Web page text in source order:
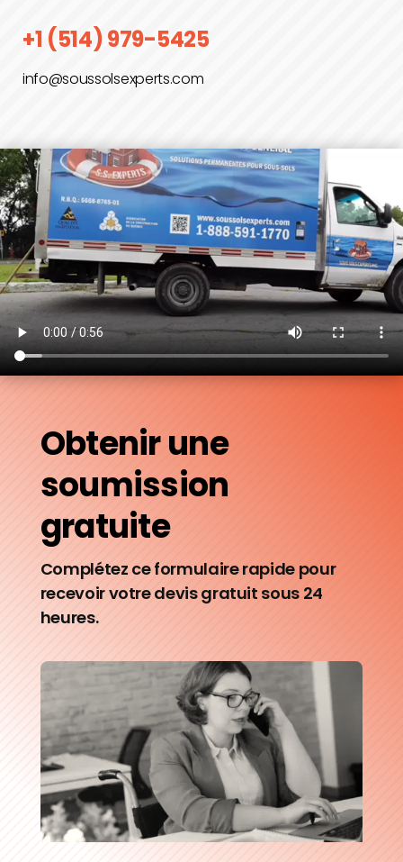
+1 (514) 979-5425
info@soussolsexperts.com
Obtenir une
soumission
gratuite
Complétez ce formulaire rapide pour
recevoir votre devis gratuit sous 24
heures.